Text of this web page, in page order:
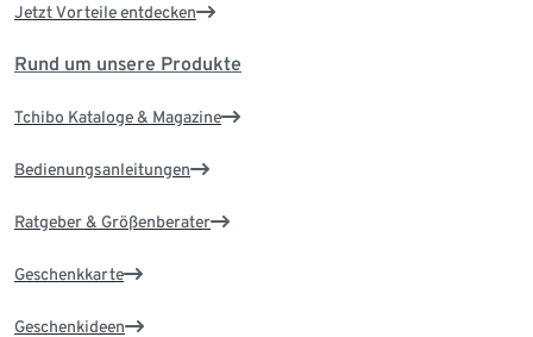
Jetzt Vorteile entdecken
Rund um unsere Produkte
Tchibo Kataloge & Magazine
Bedienungsanleitungen
Ratgeber & Größenberater
Geschenkkarte
Geschenkideen